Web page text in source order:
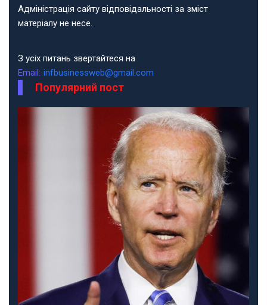
Адміністрація сайту відповідальності за зміст
матеріалу не несе.
З усіх питань звертайтеся на
Email: infbusinessweb@gmail.com
Популярний пост